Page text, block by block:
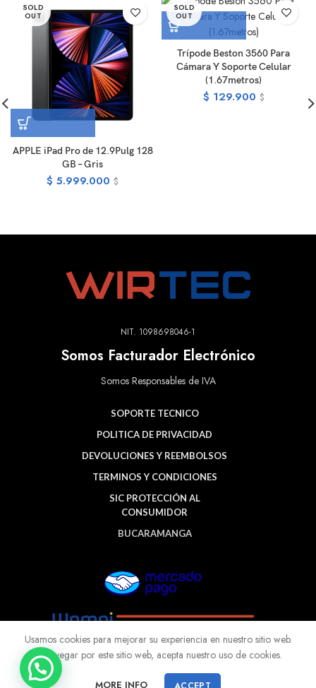
SOLD
OUT
APPLE iPad Pro de 12.9Pulg 128
GB – Gris
$ 5.999.000 $
SOLD
OUT
Trípode Beston 3560 Para
Cámara Y Soporte Celular
(1.67metros)
$ 129.900 $
NIT. 1098698046-1
Somos Facturador Electrónico
Somos Responsables de IVA
SOPORTE TECNICO
POLITICA DE PRIVACIDAD
DEVOLUCIONES Y REEMBOLSOS
TERMINOS Y CONDICIONES
SIC PROTECCIÓN AL
CONSUMIDOR
BUCARAMANGA
Usamos cookies para mejorar su experiencia en nuestro sitio web.
Al navegar por este sitio web, acepta nuestro uso de cookies.
MORE INFO